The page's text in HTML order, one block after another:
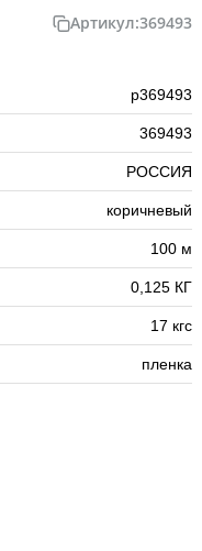
Артикул:369493
р369493
369493
РОССИЯ
коричневый
100 м
0,125 КГ
17 кгс
пленка